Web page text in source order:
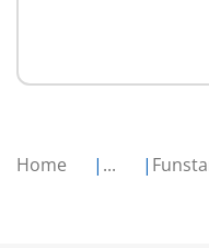
Home ...